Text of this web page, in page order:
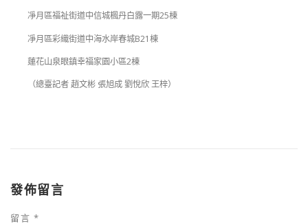
凈月區福祉街道中信城楓丹白露一期25棟
凈月區彩織街道中海水岸春城B21棟
蓮花山泉眼鎮幸福家園小區2棟
（總臺記者 趙文彬 張旭成 劉悅欣 王梓）
發佈留言
留言 *